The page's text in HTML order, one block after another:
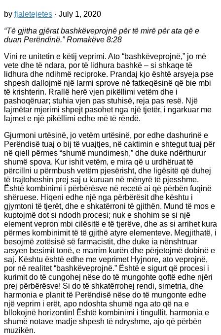
by fjaletejetes · July 1, 2020
“Të gjitha gjërat bashkëveprojnë për të mirë për ata që e
duan Perëndinë.” Romakëve 8:28
Vini re unitetin e këtij veprimi. Ato “bashkëveprojnë,” jo më
vete dhe të ndara, por të lidhura bashkë – si shkaqe të
lidhura dhe ndihmë reciproke. Prandaj kjo është arsyeja pse
shpesh dallojmë një larmi sprove në fatkeqësinë që bie mbi
të krishterin. Rrallë herë vjen pikëllimi vetëm dhe i
pashoqëruar; stuhia vjen pas stuhisë, reja pas resë. Një
lajmëtar mjerimi shpejt pasohet nga një tjetër, i ngarkuar me
lajmet e një pikëllimi edhe më të rëndë.
Gjurmoni urtësinë, jo vetëm urtësinë, por edhe dashurinë e
Perëndisë tuaj o bij të vuajtjes, në caktimin e shtegut tuaj për
në qiell përmes “shumë mundimesh,” dhe duke ndërthurur
shumë spova. Kur ishit vetëm, e mira që u urdhëruat të
përcillni u përmbush vetëm pjesërisht, dhe ligësitë që duhej
të trajtoheshin prej saj u kuruan në mënyrë të pjesshme.
Është kombinimi i përbërësve në recetë ai që përbën fuqinë
shëruese. Hiqeni edhe një nga përbërësit dhe kështu i
gjymtoni të tjerët, dhe e shkatërroni të gjithën. Mund të mos e
kuptojmë dot si ndodh procesi; nuk e shohim se si një
element vepron mbi cilësitë e të tjerëve, dhe as si arrihet kura
përmes kombinimit të të gjithë atyre elementeve. Megjithatë, i
besojmë zotësisë së farmacistit, dhe duke ia nënshtruar
arsyen besimit tonë, e marrim kurën dhe përjetojmë dobinë e
saj. Kështu është edhe me veprimet Hyjnore, ato veprojnë,
por në realitet “bashkëveprojnë.” Është e sigurt që procesi i
kurimit do të cungohej nëse do të mungohte qoftë edhe njëri
prej përbërësve! Si do të shkatërrohej rendi, simetria, dhe
harmonia e planit të Perëndisë nëse do të mungonte edhe
një veprim i erët, apo ndoshta shumë nga ato që na e
bllokojnë horizontin! Është kombinimi i tingullit, harmonia e
shumë notave madje shpesh të ndryshme, ajo që përbën
muzikën.